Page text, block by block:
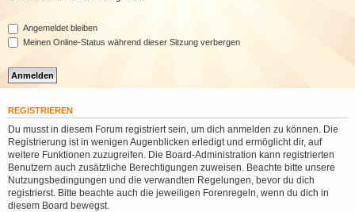
Angemeldet bleiben
Meinen Online-Status während dieser Sitzung verbergen
REGISTRIEREN
Du musst in diesem Forum registriert sein, um dich anmelden zu können. Die
Registrierung ist in wenigen Augenblicken erledigt und ermöglicht dir, auf
weitere Funktionen zuzugreifen. Die Board-Administration kann registrierten
Benutzern auch zusätzliche Berechtigungen zuweisen. Beachte bitte unsere
Nutzungsbedingungen und die verwandten Regelungen, bevor du dich
registrierst. Bitte beachte auch die jeweiligen Forenregeln, wenn du dich in
diesem Board bewegst.